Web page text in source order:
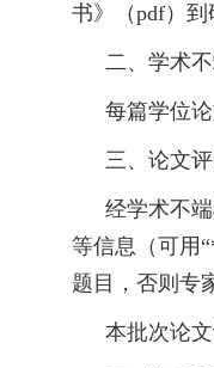
书》（pdf）到
二、 学术
每篇学位
三、 论文
经学术不
等信息（可用
题目，否则专
本批次论